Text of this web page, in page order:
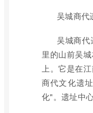
吴城商代
吴城商代
里的山前吴
上。它是在
商代文化遗
化"。遗址中